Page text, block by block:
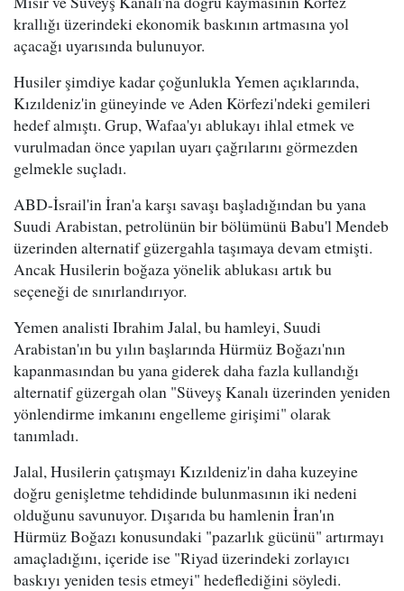
krallığı üzerindeki ekonomik baskının artmasına yol
açacağı uyarısında bulunuyor.
Husiler şimdiye kadar çoğunlukla Yemen açıklarında,
Kızıldeniz'in güneyinde ve Aden Körfezi'ndeki gemileri
hedef almıştı. Grup, Wafaa'yı ablukayı ihlal etmek ve
vurulmadan önce yapılan uyarı çağrılarını görmezden
gelmekle suçladı.
ABD-İsrail'in İran'a karşı savaşı başladığından bu yana
Suudi Arabistan, petrolünün bir bölümünü Babu'l Mendeb
üzerinden alternatif güzergahla taşımaya devam etmişti.
Ancak Husilerin boğaza yönelik ablukası artık bu
seçeneği de sınırlandırıyor.
Yemen analisti Ibrahim Jalal, bu hamleyi, Suudi
Arabistan'ın bu yılın başlarında Hürmüz Boğazı'nın
kapanmasından bu yana giderek daha fazla kullandığı
alternatif güzergah olan "Süveyş Kanalı üzerinden yeniden
yönlendirme imkanını engelleme girişimi" olarak
tanımladı.
Jalal, Husilerin çatışmayı Kızıldeniz'in daha kuzeyine
doğru genişletme tehdidinde bulunmasının iki nedeni
olduğunu savunuyor. Dışarıda bu hamlenin İran'ın
Hürmüz Boğazı konusundaki "pazarlık gücünü" artırmayı
amaçladığını, içeride ise "Riyad üzerindeki zorlayıcı
baskıyı yeniden tesis etmeyi" hedeflediğini söyledi.